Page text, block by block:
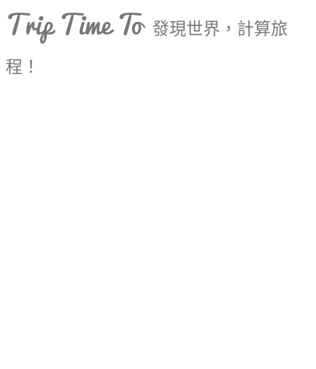
Trip Time To 發現世界，計算旅
程！